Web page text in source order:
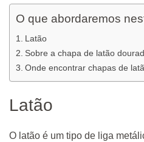
O que abordaremos
Latão
Sobre a chapa de latão
Onde encontrar chapas de
Latão
O latão é um tipo de liga